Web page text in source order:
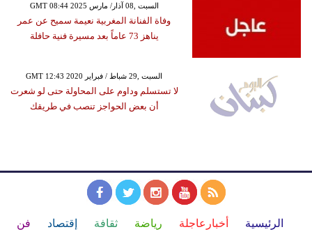
GMT 08:44 2025 السبت ,08 آذار/ مارس
وفاة الفنانة المغربية نعيمة سميح عن عمر
يناهز 73 عاماً بعد مسيرة فنية حافلة
GMT 12:43 2020 السبت ,29 شباط / فبراير
لا تستسلم وداوم على المحاولة حتى لو شعرت
أن بعض الحواجز تنصب في طريقك
الرئيسية أخبارعاجلة رياضة ثقافة إقتصاد فن